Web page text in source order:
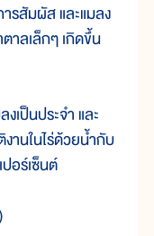
รสัมผัส และแมลง
าลเล็กๆ เกิดขึ้น
เป็นประจำ และ
านในไร่ด้วยน้ำกับ
อร์เซ็นต์